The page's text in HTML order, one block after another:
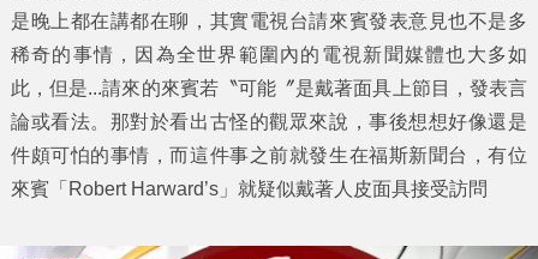
是晚上都在講都在聊，其實電視台請來賓發表意見也不是多
稀奇的事情，因為全世界範圍內的電視新聞媒體也大多如
此，但是...請來的來賓若〝可能〞是戴著面具上節目，發表言
論或看法。那對於看出古怪的觀眾來說，事後想想好像還是
件頗可怕的事情，而這件事之前就發生在福斯新聞台 ，有位
來賓「Robert Harward’s」就疑似戴著人皮面具接受訪問